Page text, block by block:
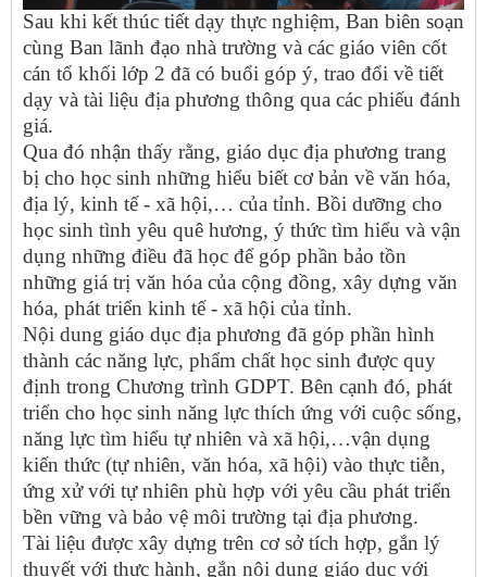
Sau khi kết thúc tiết dạy thực nghiệm, Ban biên soạn
cùng Ban lãnh đạo nhà trường và các giáo viên cốt
cán tổ khối lớp 2 đã có buổi góp ý, trao đổi về tiết
dạy và tài liệu địa phương thông qua các phiếu đánh
giá.
Qua đó nhận thấy rằng, giáo dục địa phương trang
bị cho học sinh những hiểu biết cơ bản về văn hóa,
địa lý, kinh tế - xã hội,… của tỉnh. Bồi dưỡng cho
học sinh tình yêu quê hương, ý thức tìm hiểu và vận
dụng những điều đã học để góp phần bảo tồn
những giá trị văn hóa của cộng đồng, xây dựng văn
hóa, phát triển kinh tế - xã hội của tỉnh.
Nội dung giáo dục địa phương đã góp phần hình
thành các năng lực, phẩm chất học sinh được quy
định trong Chương trình GDPT. Bên cạnh đó, phát
triển cho học sinh năng lực thích ứng với cuộc sống,
năng lực tìm hiểu tự nhiên và xã hội,…vận dụng
kiến thức (tự nhiên, văn hóa, xã hội) vào thực tiễn,
ứng xử với tự nhiên phù hợp với yêu cầu phát triển
bền vững và bảo vệ môi trường tại địa phương.
Tài liệu được xây dựng trên cơ sở tích hợp, gắn lý
thuyết với thực hành, gắn nội dung giáo dục với